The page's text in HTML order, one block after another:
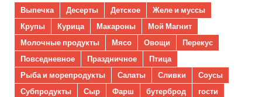
Выпечка Десерты Детское
Желе и муссы
Крупы
Курица Макароны
Мой Магнит
Молочные продукты
Мясо Овощи
Перекус
Повседневное
Праздничное
Птица
Рыба и морепродукты
Салаты Сливки
Соусы
Субпродукты
Сыр Фарш бутерброд
гости